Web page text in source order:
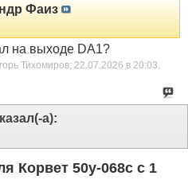
Фаиз
на выходе DA1?
Тихомиров; 22.07.2026 в 20:03
а):
Корвет 50у-068с с 1